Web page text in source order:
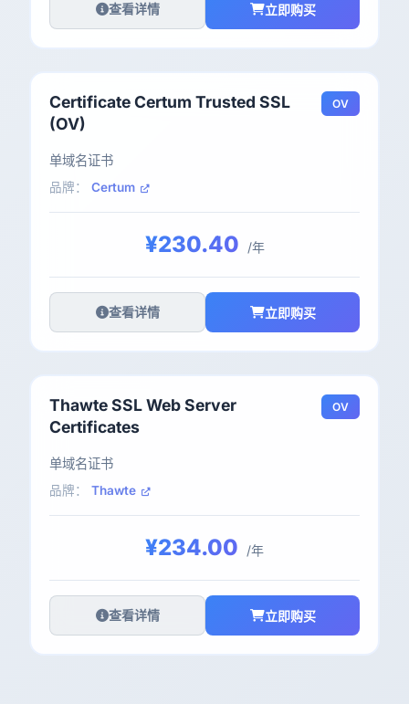
查看详情 立即购买
Certificate Certum Trusted SSL
(OV)
OV
单域名证书
品牌： Certum
¥230.40 /年
查看详情 立即购买
Thawte SSL Web Server
Certificates
OV
单域名证书
品牌： Thawte
¥234.00 /年
查看详情 立即购买